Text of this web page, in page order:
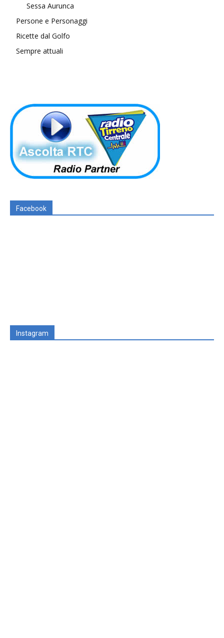
Sessa Aurunca
Persone e Personaggi
Ricette dal Golfo
Sempre attuali
Facebook
Instagram